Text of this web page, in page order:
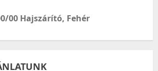
00 Hajszárító, Fehér